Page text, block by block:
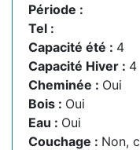
Période :
Tel :
Capacité été : 4
Capacité Hiver : 4
Cheminée : Oui
Bois : Oui
Eau : Oui
Couchage : Non,